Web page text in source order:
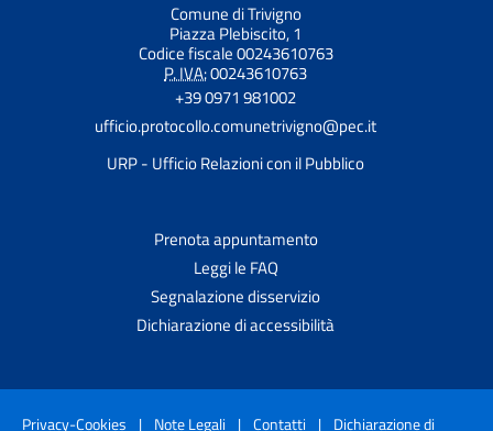
Comune di Trivigno
Piazza Plebiscito, 1
Codice fiscale 00243610763
P. IVA:00243610763
+39 0971 981002
ufficio.protocollo.comunetrivigno@pec.it
URP - Ufficio Relazioni con il Pubblico
Prenota appuntamento
Leggi le FAQ
Segnalazione disservizio
Dichiarazione di accessibilità
Privacy-Cookies | Note Legali | Contatti | Dichiarazione di